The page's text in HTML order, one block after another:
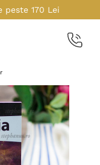
peste 170 Lei